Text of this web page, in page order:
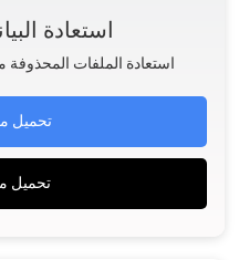
استعادة
.استعادة الملفات
تحميل
تحميل